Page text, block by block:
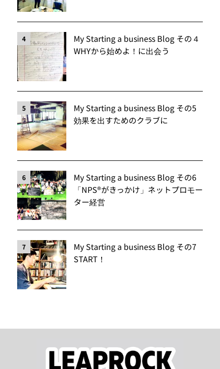
4
My Starting a business Blog その４
WHYから始めよ！に出会う
5
My Starting a business Blog その5
効果を出すためのクラブに
6
My Starting a business Blog その6
「NPS®️がきっかけ」ネットプロモー
ター経営
7
My Starting a business Blog その7
START！